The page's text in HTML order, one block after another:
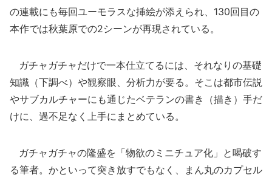
の連載にも毎回ユーモラスな挿絵が添えられ、130回目の
本作では秋葉原での2シーンが再現されている。
ガチャガチャだけで一本仕立てるには、それなりの基礎
知識（下調べ）や観察眼、分析力が要る。そこは都市伝説
やサブカルチャーにも通じたベテランの書き（描き）手だ
けに、過不足なく上手にまとめている。
ガチャガチャの隆盛を「物欲のミニチュア化」と喝破す
る筆者。かといって突き放すでもなく、まん丸のカプセル